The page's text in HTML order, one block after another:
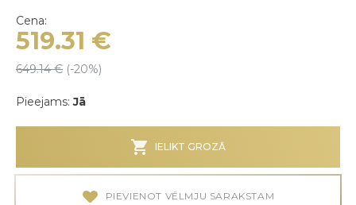
Cena:
519.31 €
649.14€ (-20%)
Pieejams:Jā
IELIKT GROZĀ
PIEVIENOT VĒLMJU SARAKSTAM